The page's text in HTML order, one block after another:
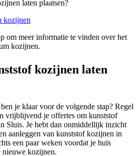
laten plaatsen?
kozijnen
om meer informatie te vinden over het
kozijnen.
kozijnen laten
je klaar voor de volgende stap? Regel
vrijblijvend je offertes om kunststof
Sluis. Je hebt dan onmiddellijk inzicht
aanleggen van kunststof kozijnen in
een paar weken voordat je huis
kozijnen.